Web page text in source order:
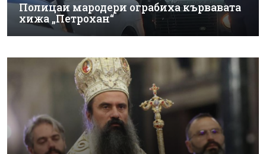
Полицаи мародери ограбиха кървавата
хижа „Петрохан“